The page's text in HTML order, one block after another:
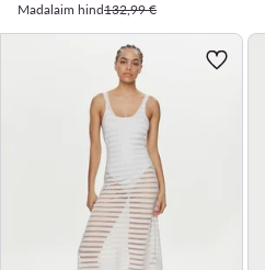
Madalaim hind132,99 €